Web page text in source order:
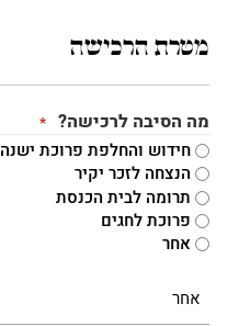
מטרת הרכישה
מה הסיבה לרכישה? *
חידוש והחלפת פרוכת ישנה
הנצחה לזכר יקיר
תרומה לבית הכנסת
פרוכת לחגים
אחר